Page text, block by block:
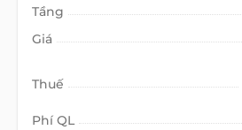
Tầng
Giá
Thuế
Phí QL